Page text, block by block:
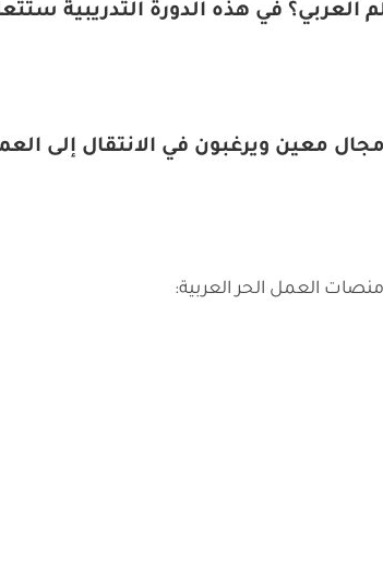
العربي؟ في هذه الدورة التدريبية
معين ويرغبون في الانتقال إلى
العمل الحر العربية: